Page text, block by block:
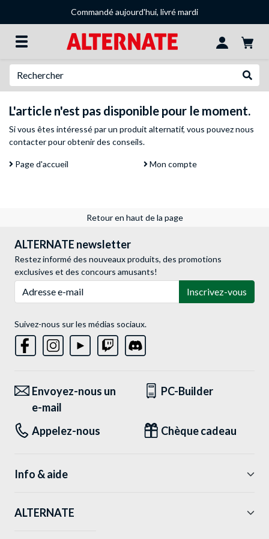
Commandé aujourd'hui, livré mardi
L'article n'est pas disponible pour le moment.
Si vous êtes intéressé par un produit alternatif, vous pouveznous
contacterpour obtenir des conseils.
Page d'accueil Mon compte
Retour en haut de la page
ALTERNATE newsletter
Restez informé des nouveaux produits, des promotions
exclusives et des concours amusants!
Inscrivez-vous
Suivez-nous sur les médias sociaux.
Envoyez-nous un
e-mail
PC-Builder
Appelez-nous Chèque cadeau
Info & aide
ALTERNATE